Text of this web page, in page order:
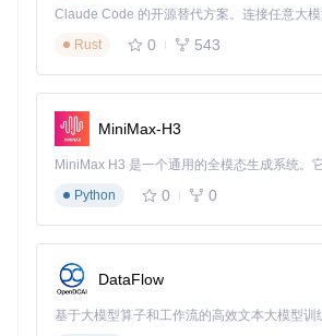
图2：模型水印检测的命令行输出结果，显
三、模型净化指南：从参数优化
3.1 模型格式转换
使用Dreambooth目录下的转换工具将模型
3.2 参数优化处理
根据模型版本选择对应优化脚本：
V1模型：使用convertodiffv1.py
Rust
0 543
MiniMax-H3
Python
0 0
DataFlow
基于大模型算子和工作流的高效文本大模型训